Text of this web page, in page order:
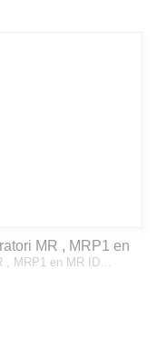
MR , MRP1 en
, MRP1 en MR ID…